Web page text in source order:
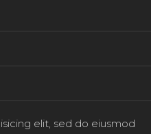
elit, sed do eiusmod